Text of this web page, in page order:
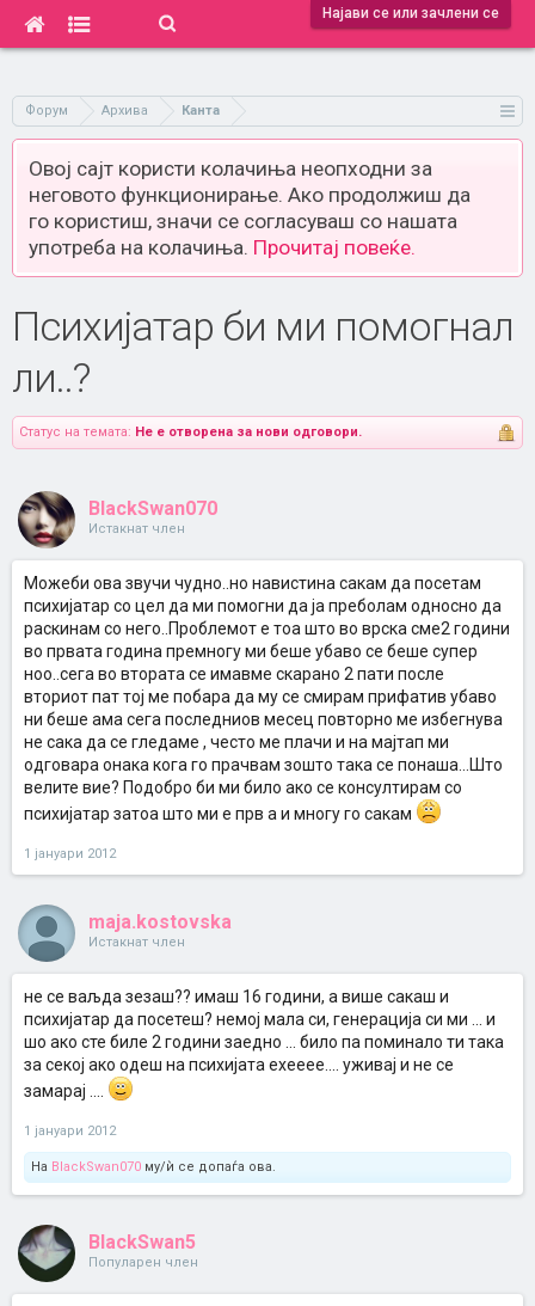
Најави се или зачлени се
Форум Архива Канта
Овој сајт користи колачиња неопходни за
неговото функционирање. Ако продолжиш да
го користиш, значи се согласуваш со нашата
употреба на колачиња. Прочитај повеќе.
Психијатар би ми помогнал
ли..?
Статус на темата: Не е отворена за нови одговори.
BlackSwan070
Истакнат член
Можеби ова звучи чудно..но навистина сакам да посетам
психијатар со цел да ми помогни да ја преболам односно да
раскинам со него..Проблемот е тоа што во врска сме2 години
во првата година премногу ми беше убаво се беше супер
ноо..сега во втората се имавме скарано 2 пати после
вториот пат тој ме побара да му се смирам прифатив убаво
ни беше ама сега последниов месец повторно ме избегнува
не сака да се гледаме , често ме плачи и на мајтап ми
одговара онака кога го прачвам зошто така се понаша...Што
велите вие? Подобро би ми било ако се консултирам со
психијатар затоа што ми е прв а и многу го сакам
1 јануари 2012
maja.kostovska
Истакнат член
не се ваљда зезаш?? имаш 16 години, а више сакаш и
психијатар да посетеш? немој мала си, генерација си ми ... и
шо ако сте биле 2 години заедно ... било па поминало ти така
за секој ако одеш на психијата ехееее.... уживај и не се
замарај ....
1 јануари 2012
На BlackSwan070 му/ѝ се допаѓа ова.
BlackSwan5
Популарен член